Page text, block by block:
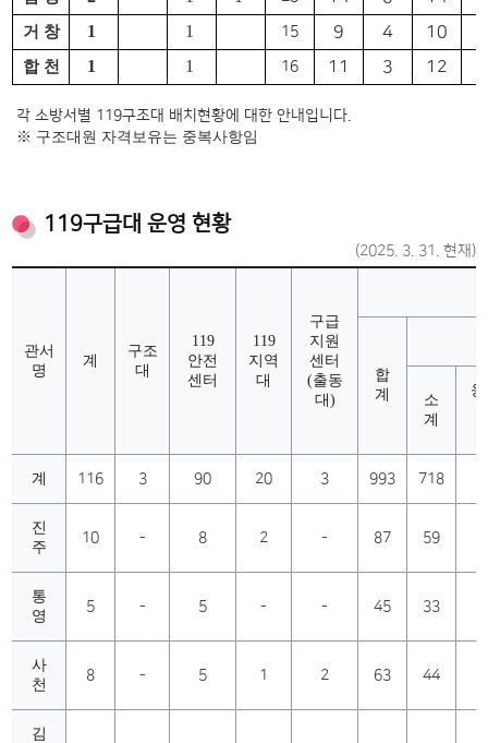
거 창 1 1 15 9 4 10
합 천 1 1 16 11 3 12
각 소방서별 119구조대 배치현황에 대한 안내입니다.
※ 구조대원 자격보유는 중복사항임
119구급대 운영 현황
(2025. 3. 31. 현재)
관서
명
계
구조
대
119
안전
센터
119
지역
대
구급
지원
센터
(출동
대)
합
계
소
계
계 116 3 90 20 3 993 718
진
주
10 - 8 2 - 87 59
통
영
5 - 5 - - 45 33
사
천
8 - 5 1 2 63 44
김